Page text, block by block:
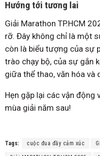
Hướng tới tương lai
Giải Marathon TP.HCM
rỡ. Đây không chỉ là một
còn là biểu tượng của sự
trào chạy bộ, của sự gắn
giữa thể thao, văn hóa và
Hẹn gặp lại các vận động
mùa giải năm sau!
Tags: cuộc đua đầy cảm xúc